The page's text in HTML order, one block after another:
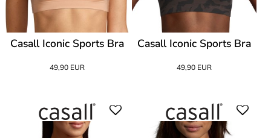
Casall Iconic Sports Bra
49,90 EUR
Casall Iconic Sports Bra
49,90 EUR